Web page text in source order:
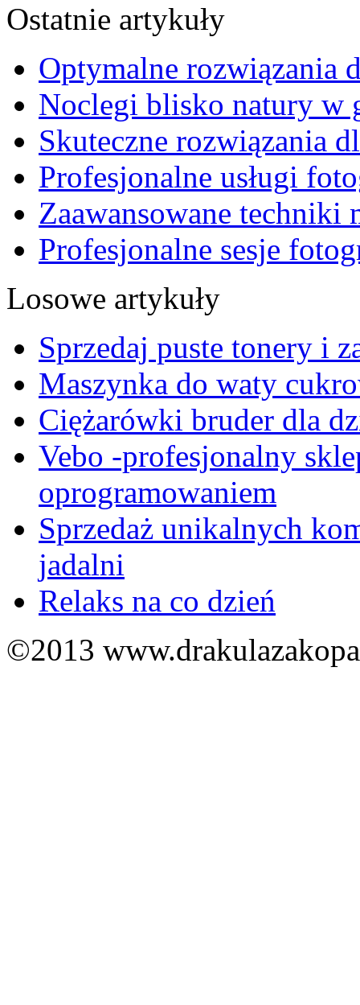
Ostatnie artykuły
Optymalne rozwiązania
Noclegi blisko natury w
Skuteczne rozwiązania
Profesjonalne usługi
Zaawansowane techniki
Profesjonalne sesje
Losowe artykuły
Sprzedaj puste tonery i
Maszynka do waty
Ciężarówki bruder dla
Vebo -profesjonalny
oprogramowaniem
Sprzedaż unikalnych
jadalni
Relaks na co dzień
©2013